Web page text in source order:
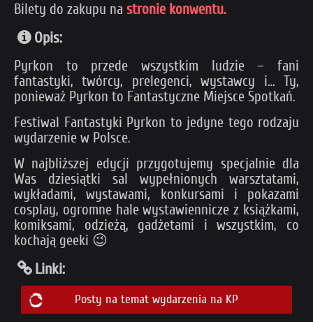
Bilety do zakupu na stronie konwentu.
Opis:
Pyrkon to przede wszystkim ludzie – fani
fantastyki, twórcy, prelegenci, wystawcy i… Ty,
ponieważ Pyrkon to Fantastyczne Miejsce Spotkań.
Festiwal Fantastyki Pyrkon to jedyne tego rodzaju
wydarzenie w Polsce.
W najbliższej edycji przygotujemy specjalnie dla
Was dziesiątki sal wypełnionych warsztatami,
wykładami, wystawami, konkursami i pokazami
cosplay, ogromne hale wystawiennicze z książkami,
komiksami, odzieżą, gadżetami i wszystkim, co
kochają geeki 😉
Linki:
Posty na temat wydarzenia na KP